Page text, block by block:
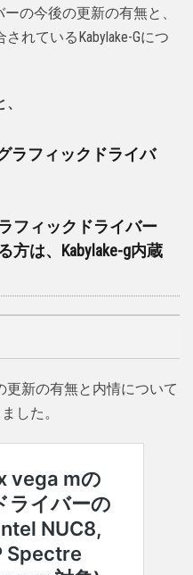
の今後の更新の有無と、
れているKabylake-Gにつ
グラフィックドライバ
フィックドライバー
方は、Kabylake-g内蔵
新の有無と内情について
した。